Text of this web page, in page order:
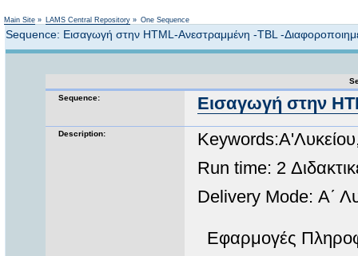
Main Site » LAMS Central Repository » One Sequence
Sequence: Εισαγωγή στην HTML-Ανεστραμμένη -TBL -
Sequence:
Εισαγωγή στην
Description:
Run time: 2
Delivery Mode: Α΄
Εφαρμογές